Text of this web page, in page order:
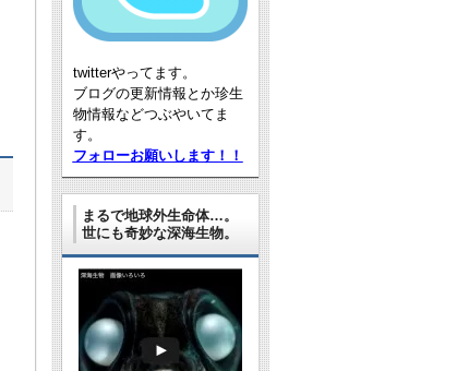
twitterやってます。
ブログの更新情報とか珍生
物情報などつぶやいてま
す。
フォローお願いします！！
まるで地球外生命体…。
世にも奇妙な深海生物。